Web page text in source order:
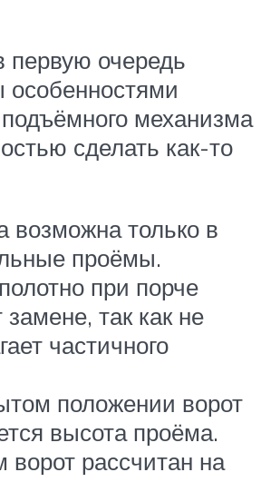
первую очередь
особенностями
механизма
сделать как-то
возможна только в
проёмы.
при порче
так как не
частичного
положении ворот
высота проёма.
ворот рассчитан на